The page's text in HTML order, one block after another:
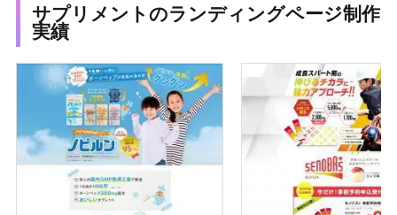
サプリメントのランディングページ制作
実績